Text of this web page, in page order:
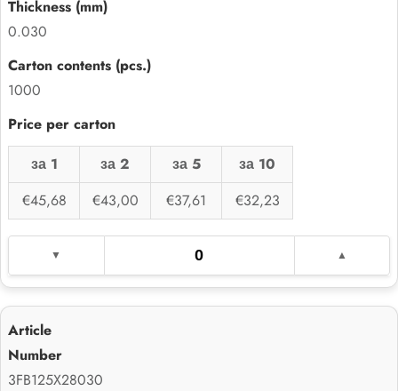
0.030
1000
за 1 за 2 за 5
за 10
€45,68
€43,00 €37,61 €32,23
3FB125X28030